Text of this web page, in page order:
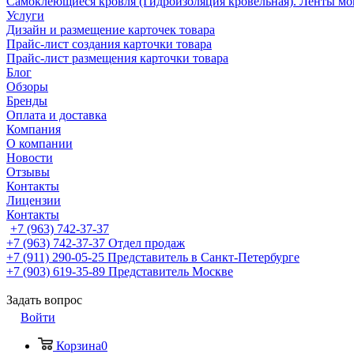
Услуги
Дизайн и размещение карточек товара
Прайс-лист создания карточки товара
Прайс-лист размещения карточки товара
Блог
Обзоры
Бренды
Оплата и доставка
Компания
О компании
Новости
Отзывы
Контакты
Лицензии
Контакты
+7 (963) 742-37-37
+7 (963) 742-37-37 Отдел продаж
+7 (911) 290-05-25 Представитель в Санкт-Петербурге
+7 (903) 619-35-89 Представитель Москве
Задать вопрос
Войти
Корзина0